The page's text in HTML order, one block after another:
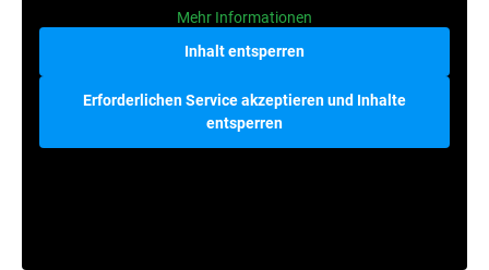
Mehr Informationen
Inhalt entsperren
Erforderlichen Service akzeptieren und Inhalte
entsperren